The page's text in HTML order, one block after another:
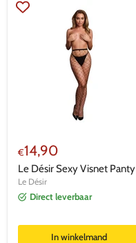
€14,90
Le Désir Sexy Visnet Panty
Le Désir
Direct leverbaar
In winkelmand